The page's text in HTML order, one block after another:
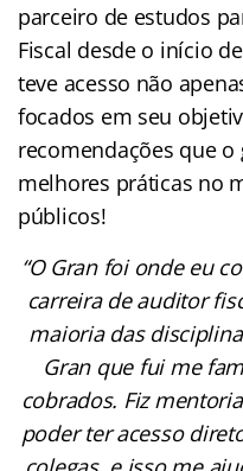
parceiro de estudos
Fiscal desde o início
teve acesso não
focados em seu
recomendações que
melhores práticas no
públicos!
“O Gran foi onde eu
carreira de auditor
maioria das
Gran que fui me
cobrados. Fiz
poder ter acesso